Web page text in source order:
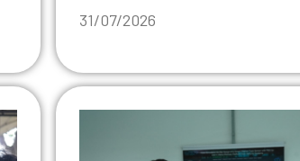
31/07/2026